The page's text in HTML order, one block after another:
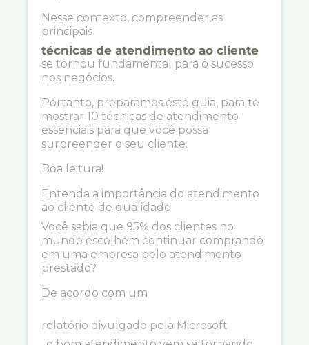
Nesse contexto, compreender as
principais
técnicas de atendimento ao cliente
se tornou fundamental para o sucesso
nos negócios.
Portanto, preparamos este guia, para te
mostrar 10 técnicas de atendimento
essenciais para que você possa
surpreender o seu cliente.
Boa leitura!
Entenda a importância do atendimento
ao cliente de qualidade
Você sabia que 95% dos clientes no
mundo escolhem continuar comprando
em uma empresa pelo atendimento
prestado?
De acordo com um
relatório divulgado pela Microsoft